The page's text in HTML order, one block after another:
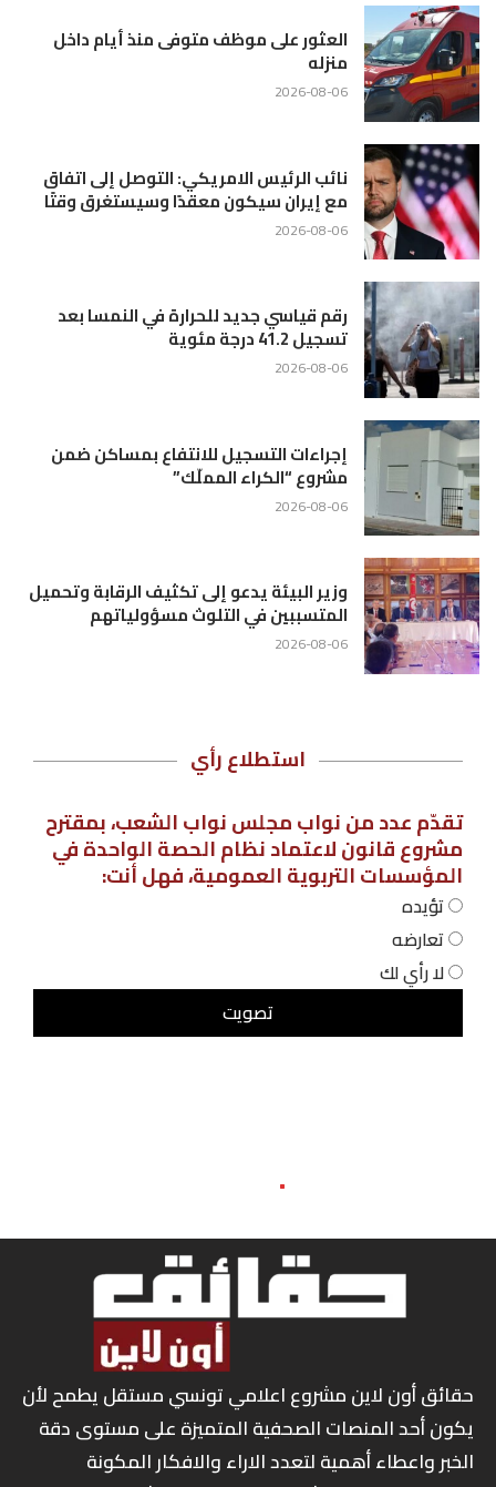
العثور على موظف متوفى منذ أيام داخل
منزله
2026-08-06
نائب الرئيس الامريكي: التوصل إلى اتفاق
مع إيران سيكون معقدًا وسيستغرق وقتًا
2026-08-06
رقم قياسي جديد للحرارة في النمسا بعد
تسجيل 41.2 درجة مئوية
2026-08-06
إجراءات التسجيل للانتفاع بمساكن ضمن
مشروع “الكراء المملّك”
2026-08-06
وزير البيئة يدعو إلى تكثيف الرقابة وتحميل
المتسببين في التلوث مسؤولياتهم
2026-08-06
استطلاع رأي
تقدّم عدد من نواب مجلس نواب الشعب، بمقترح
مشروع قانون لاعتماد نظام الحصة الواحدة في
المؤسسات التربوية العمومية، فهل أنت:
تؤيده
تعارضه
لا رأي لك
حقائق أون لاين مشروع اعلامي تونسي مستقل يطمح لأن
يكون أحد المنصات الصحفية المتميزة على مستوى دقة
الخبر واعطاء أهمية لتعدد الاراء والافكار المكونة